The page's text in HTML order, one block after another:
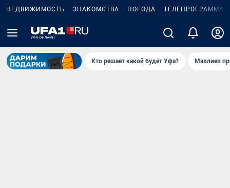
НЕДВИЖИМОСТЬ ЗНАКОМСТВА ПОГОДА ТЕЛЕПРОГРАММА
Кто решает какой будет Уфа? Мавлиев